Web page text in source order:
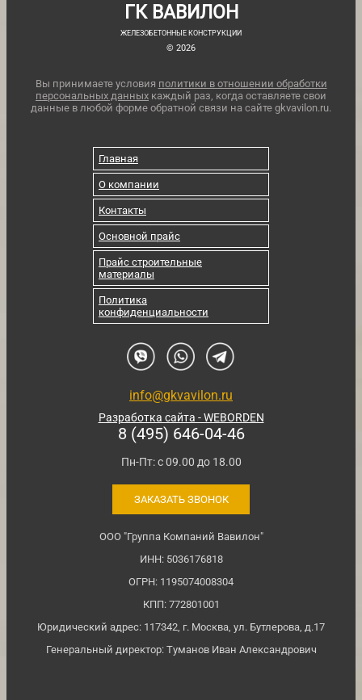
ГК ВАВИЛОН
ЖЕЛЕЗОБЕТОННЫЕ КОНСТРУКЦИИ
© 2026
Вы принимаете условия политики в отношении обработки
персональных данных каждый раз, когда оставляете свои
данные в любой форме обратной связи на сайте gkvavilon.ru.
Главная
О компании
Контакты
Основной прайс
Прайс строительные
материалы
Политика
конфиденциальности
info@gkvavilon.ru
Разработка сайта - WEBORDEN
8 (495) 646-04-46
Пн-Пт: с 09.00 до 18.00
ЗАКАЗАТЬ ЗВОНОК
ООО "Группа Компаний Вавилон"
ИНН: 5036176818
ОГРН: 1195074008304
КПП: 772801001
Юридический адрес: 117342, г. Москва, ул. Бутлерова, д.17
Генеральный директор: Туманов Иван Александрович